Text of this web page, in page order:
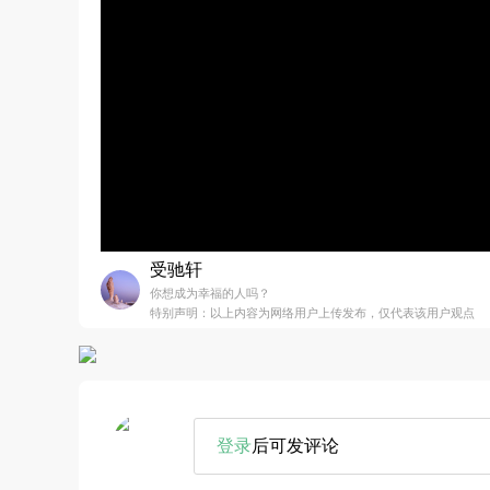
受驰轩
你想成为幸福的人吗？
特别声明：以上内容为网络用户上传发布，仅代表该用户观点
登录后可发评论